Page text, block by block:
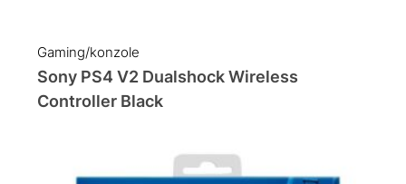
Gaming/konzole
Sony PS4 V2 Dualshock Wireless
Controller Black